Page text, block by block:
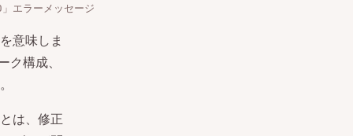
」エラーメッセージ
意味しま
ク構成、
は、修正